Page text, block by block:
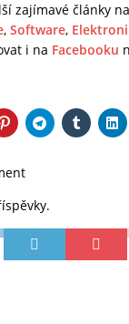
zajímavé články
, Software,
i na Facebooku